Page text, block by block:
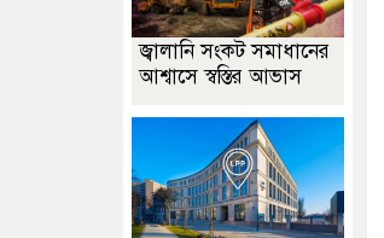
জ্বালানি সংকট সমাধানের
আশ্বাসে স্বস্তির আভাস